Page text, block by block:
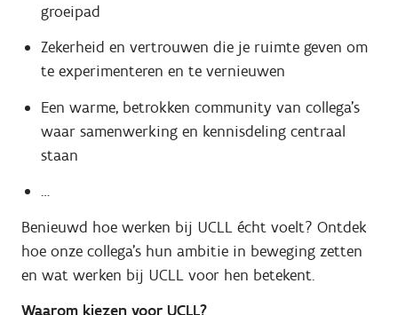
groeipad
Zekerheid en vertrouwen die je ruimte geven om
te experimenteren en te vernieuwen
Een warme, betrokken community van collega’s
waar samenwerking en kennisdeling centraal
staan
…
Benieuwd hoe werken bij UCLL écht voelt? Ontdek
hoe onze collega’s hun ambitie in beweging zetten
en wat werken bij UCLL voor hen betekent.
Waarom kiezen voor UCLL?